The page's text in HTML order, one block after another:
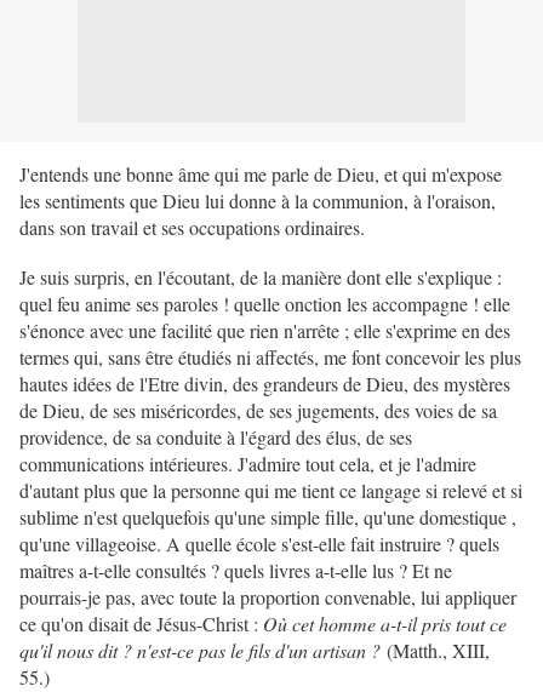
J'entends une bonne âme qui me parle de Dieu, et qui m'expose
les sentiments que Dieu lui donne à la communion, à l'oraison,
dans son travail et ses occupations ordinaires.
Je suis surpris, en l'écoutant, de la manière dont elle s'explique :
quel feu anime ses paroles ! quelle onction les accompagne ! elle
s'énonce avec une facilité que rien n'arrête ; elle s'exprime en des
termes qui, sans être étudiés ni affectés, me font concevoir les plus
hautes idées de l'Etre divin, des grandeurs de Dieu, des mystères
de Dieu, de ses miséricordes, de ses jugements, des voies de sa
providence, de sa conduite à l'égard des élus, de ses
communications intérieures. J'admire tout cela, et je l'admire
d'autant plus que la personne qui me tient ce langage si relevé et si
sublime n'est quelquefois qu'une simple fille, qu'une domestique ,
qu'une villageoise. A quelle école s'est-elle fait instruire ? quels
maîtres a-t-elle consultés ? quels livres a-t-elle lus ? Et ne
pourrais-je pas, avec toute la proportion convenable, lui appliquer
ce qu'on disait de Jésus-Christ : Où cet homme a-t-il pris tout ce
qu'il nous dit ? n'est-ce pas le fils d'un artisan ? (Matth., XIII,
55.)